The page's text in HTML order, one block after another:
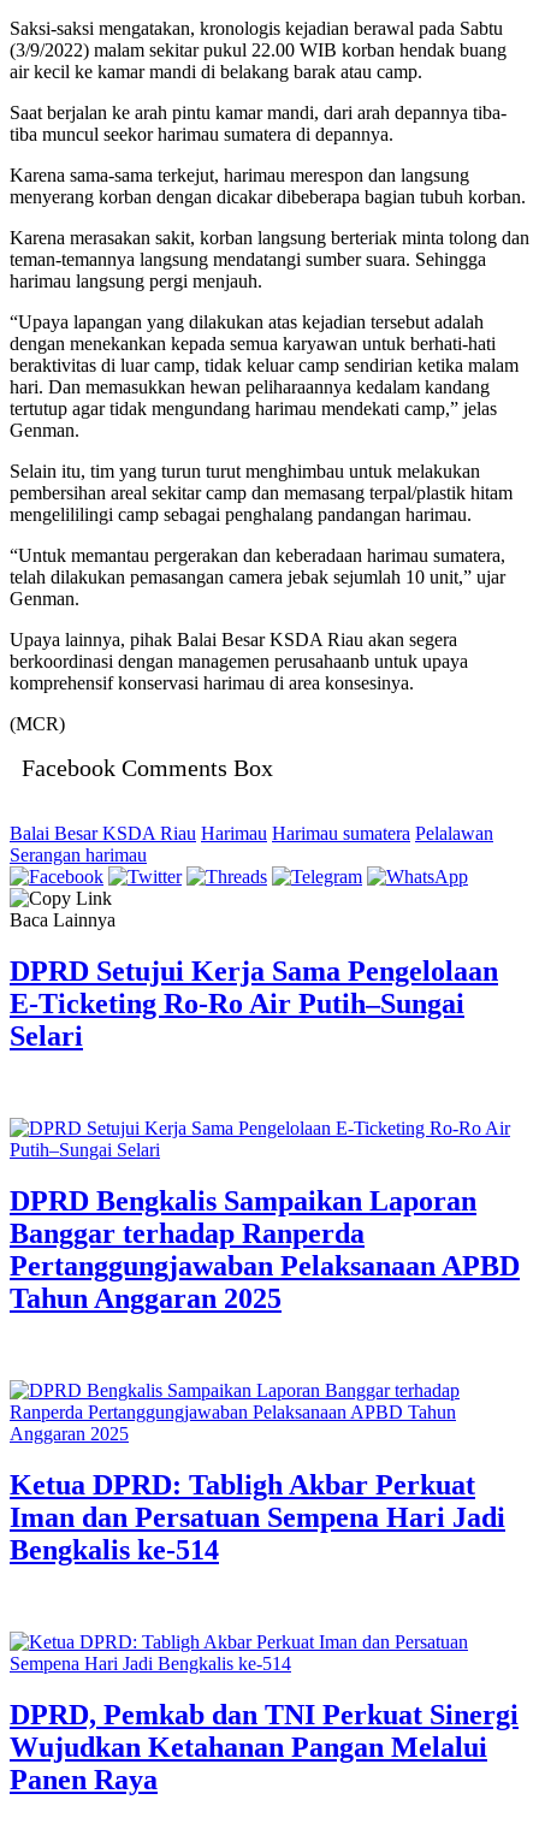
Saksi-saksi mengatakan, kronologis kejadian berawal pada Sabtu
(3/9/2022) malam sekitar pukul 22.00 WIB korban hendak buang
air kecil ke kamar mandi di belakang barak atau camp.
Saat berjalan ke arah pintu kamar mandi, dari arah depannya tiba-
tiba muncul seekor harimau sumatera di depannya.
Karena sama-sama terkejut, harimau merespon dan langsung
menyerang korban dengan dicakar dibeberapa bagian tubuh korban.
Karena merasakan sakit, korban langsung berteriak minta tolong dan
teman-temannya langsung mendatangi sumber suara. Sehingga
harimau langsung pergi menjauh.
“Upaya lapangan yang dilakukan atas kejadian tersebut adalah
dengan menekankan kepada semua karyawan untuk berhati-hati
beraktivitas di luar camp, tidak keluar camp sendirian ketika malam
hari. Dan memasukkan hewan peliharaannya kedalam kandang
tertutup agar tidak mengundang harimau mendekati camp,” jelas
Genman.
Selain itu, tim yang turun turut menghimbau untuk melakukan
pembersihan areal sekitar camp dan memasang terpal/plastik hitam
mengelililingi camp sebagai penghalang pandangan harimau.
“Untuk memantau pergerakan dan keberadaan harimau sumatera,
telah dilakukan pemasangan camera jebak sejumlah 10 unit,” ujar
Genman.
Upaya lainnya, pihak Balai Besar KSDA Riau akan segera
berkoordinasi dengan managemen perusahaanb untuk upaya
komprehensif konservasi harimau di area konsesinya.
(MCR)
Facebook Comments Box
Balai Besar KSDA Riau Harimau Harimau sumatera Pelalawan
Serangan harimau
Baca Lainnya
DPRD Setujui Kerja Sama Pengelolaan
E-Ticketing Ro-Ro Air Putih–Sungai
Selari
DPRD Bengkalis Sampaikan Laporan
Banggar terhadap Ranperda
Pertanggungjawaban Pelaksanaan APBD
Tahun Anggaran 2025
Ketua DPRD: Tabligh Akbar Perkuat
Iman dan Persatuan Sempena Hari Jadi
Bengkalis ke-514
DPRD, Pemkab dan TNI Perkuat Sinergi
Wujudkan Ketahanan Pangan Melalui
Panen Raya